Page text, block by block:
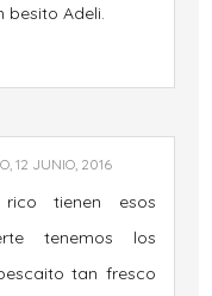
besito Adeli.
12 JUNIO, 2016
tienen esos
tenemos los
tan fresco